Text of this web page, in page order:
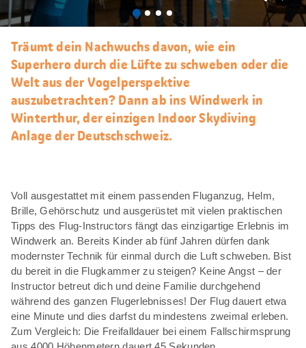
Als
Träumt dein Nachwuchs davon, wie ein
Superhero durch die Lüfte zu schweben oder die
Welt aus der Vogelperspektive
auszubetrachten? Dann ab ins Windwerk in
Winterthur, der einzigen Indoor Skydiving
Anlage der Deutschschweiz.
Voll ausgestattet mit einem passenden Fluganzug, Helm,
Brille, Gehörschutz und ausgerüstet mit vielen praktischen
Tipps des Flug-Instructors fängt das einzigartige Erlebnis im
Windwerk an. Bereits Kinder ab fünf Jahren dürfen dank
modernster Technik für einmal durch die Luft schweben. Bist
du bereit in die Flugkammer zu steigen? Keine Angst – der
Instructor betreut dich und deine Familie durchgehend
während des ganzen Flugerlebnisses! Der Flug dauert etwa
eine Minute und dies darfst du mindestens zweimal erleben.
Zum Vergleich: Die Freifalldauer bei einem Fallschirmsprung